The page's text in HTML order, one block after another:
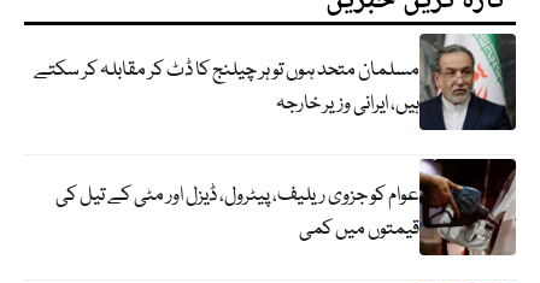
مسلمان متحد ہوں تو ہر چیلنج کا ڈٹ کر مقابلہ کر سکتے
ہیں، ایرانی وزیر خارجہ
عوام کو جزوی ریلیف، پیٹرول، ڈیزل اور مٹی کے تیل کی
قیمتوں میں کمی